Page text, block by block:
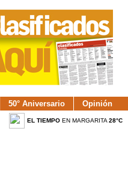
50° Aniversario Opinión
EL TIEMPOEN MARGARITA 28°C